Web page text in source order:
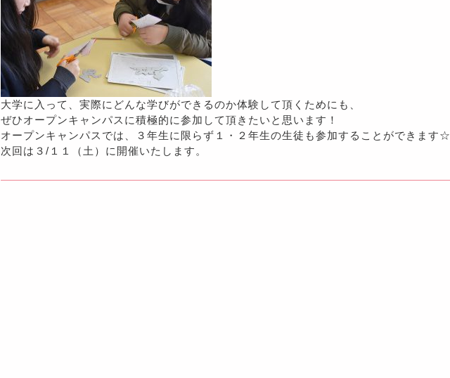
大学に入って、実際にどんな学びができるのか体験して頂くためにも、
ぜひオープンキャンパスに積極的に参加して頂きたいと思います！
オープンキャンパスでは、３年生に限らず１・２年生の生徒も参加することができます☆
次回は３/１１（土）に開催いたします。